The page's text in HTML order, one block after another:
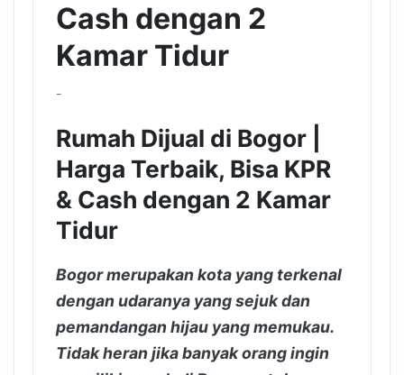
Cash dengan 2
Kamar Tidur
-
Rumah Dijual di Bogor |
Harga Terbaik, Bisa KPR
& Cash dengan 2 Kamar
Tidur
Bogor merupakan kota yang terkenal
dengan udaranya yang sejuk dan
pemandangan hijau yang memukau.
Tidak heran jika banyak orang ingin